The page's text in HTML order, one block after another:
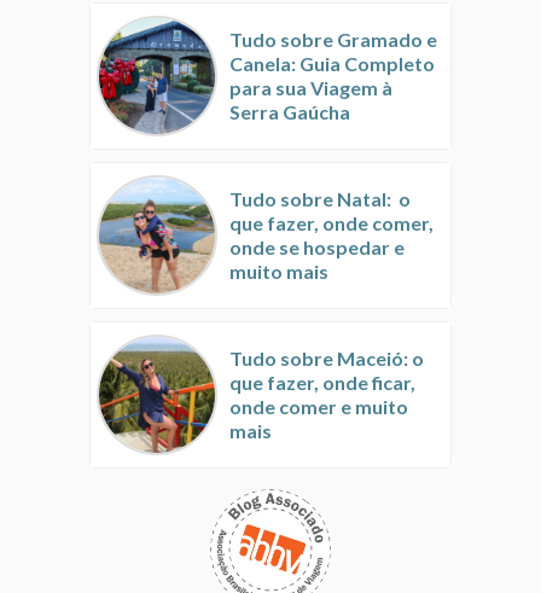
Tudo sobre Gramado e
Canela: Guia Completo
para sua Viagem à
Serra Gaúcha
Tudo sobre Natal: o
que fazer, onde comer,
onde se hospedar e
muito mais
Tudo sobre Maceió: o
que fazer, onde ficar,
onde comer e muito
mais